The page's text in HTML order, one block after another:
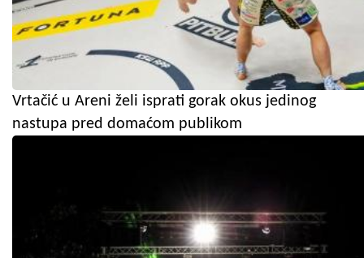
Vrtačić u Areni želi isprati gorak okus jedinog
nastupa pred domaćom publikom